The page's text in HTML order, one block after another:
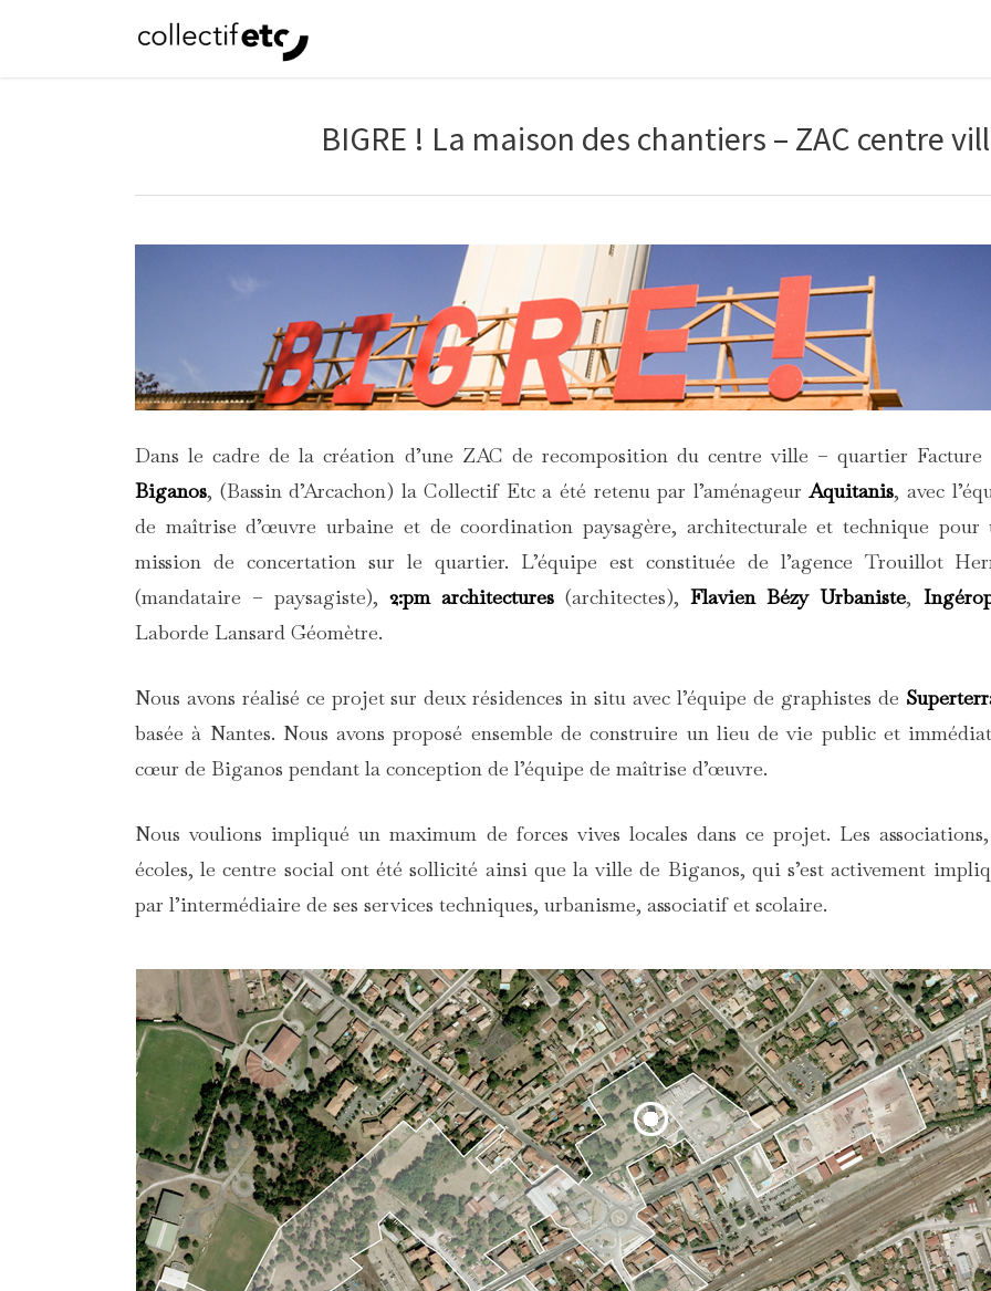
BIGRE ! La maison des chantiers – ZAC centre
Dans le cadre de la création d’une ZAC de recomposition du centre ville – quartier
Biganos, (Bassin d’Arcachon) la Collectif Etc a été retenu par l’aménageurAquitanis, avec
de maîtrise d’œuvre urbaine et de coordination paysagère, architecturale et technique pour
mission de concertation sur le quartier. L’équipe est constituée de l’agence Trouillot
(mandataire – paysagiste),2:pm architectures (architectes),Flavien Bézy Urbaniste,
Laborde Lansard Géomètre.
Nous avons réalisé ce projet sur deux résidences in situ avec l’équipe de graphistes de
basée à Nantes. Nous avons proposé ensemble de construire un lieu de vie public et
cœur de Biganos pendant la conception de l’équipe de maîtrise d’œuvre.
Nous voulions impliqué un maximum de forces vives locales dans ce projet. Les
écoles, le centre social ont été sollicité ainsi que la ville de Biganos, qui s’est activement
par l’intermédiaire de ses services techniques, urbanisme, associatif et scolaire.